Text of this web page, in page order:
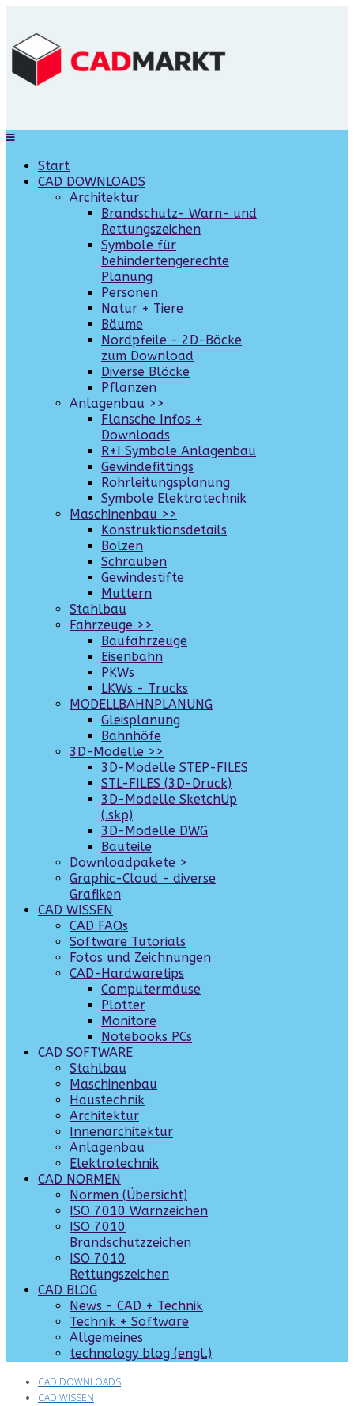
Start
CAD DOWNLOADS
Architektur
Brandschutz- Warn- und
Rettungszeichen
Symbole für
behindertengerechte
Planung
Personen
Natur + Tiere
Bäume
Nordpfeile - 2D-Böcke
zum Download
Diverse Blöcke
Pflanzen
Anlagenbau >>
Flansche Infos +
Downloads
R+I Symbole Anlagenbau
Gewindefittings
Rohrleitungsplanung
Symbole Elektrotechnik
Maschinenbau >>
Konstruktionsdetails
Bolzen
Schrauben
Gewindestifte
Muttern
Stahlbau
Fahrzeuge >>
Baufahrzeuge
Eisenbahn
PKWs
LKWs - Trucks
MODELLBAHNPLANUNG
Gleisplanung
Bahnhöfe
3D-Modelle >>
3D-Modelle STEP-FILES
STL-FILES (3D-Druck)
3D-Modelle SketchUp
(.skp)
3D-Modelle DWG
Bauteile
Downloadpakete >
Graphic-Cloud - diverse
Grafiken
CAD WISSEN
CAD FAQs
Software Tutorials
Fotos und Zeichnungen
CAD-Hardwaretips
Computermäuse
Plotter
Monitore
Notebooks PCs
CAD SOFTWARE
Stahlbau
Maschinenbau
Haustechnik
Architektur
Innenarchitektur
Anlagenbau
Elektrotechnik
CAD NORMEN
Normen (Übersicht)
ISO 7010 Warnzeichen
ISO 7010
Brandschutzzeichen
ISO 7010
Rettungszeichen
CAD BLOG
News - CAD + Technik
Technik + Software
Allgemeines
technology blog (engl.)
CAD DOWNLOADS
CAD WISSEN